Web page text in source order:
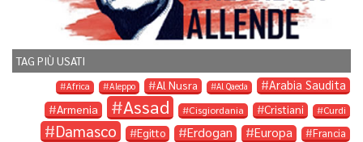
TAG PIÙ USATI
Africa Aleppo Al Nusra Al Qaeda Arabia Saudita
Armenia Assad Cisgiordania Cristiani Curdi
Damasco Egitto Erdogan Europa Francia